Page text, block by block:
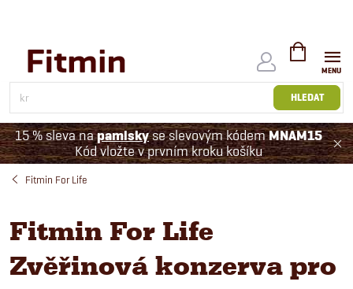
HLEDAT
NÁKUPNÍ
KOŠÍK
15 % sleva napamlskyse slevovým kódemMNAM15
Kód vložte v prvním kroku košíku
Fitmin For Life
Fitmin For Life
Zvěřinová konzerva pro